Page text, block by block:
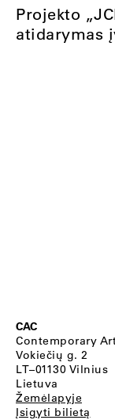
Projekto
atidarymas
CAC
Contemporary
Vokiečių g. 2
LT–01130 Vilnius
Lietuva
Žemėlapyje
Įsigyti bilietą